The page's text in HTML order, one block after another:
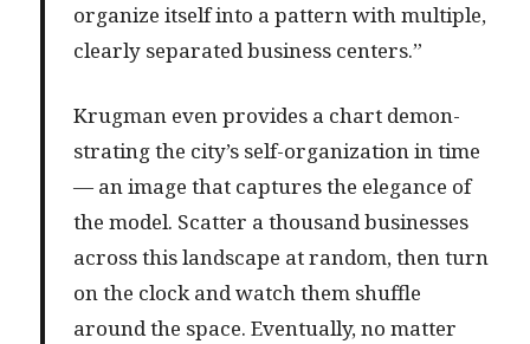
orga­nize itself into a pat­tern with mul­ti­ple,
clear­ly sep­a­rat­ed busi­ness centers.”
Krug­man even pro­vides a chart demon­
strat­ing the city’s self-orga­ni­za­tion in time
— an image that cap­tures the ele­gance of
the mod­el. Scat­ter a thou­sand busi­ness­es
across this land­scape at ran­dom, then turn
on the clock and watch them shuf­fle
around the space. Even­tu­al­ly, no mat­ter